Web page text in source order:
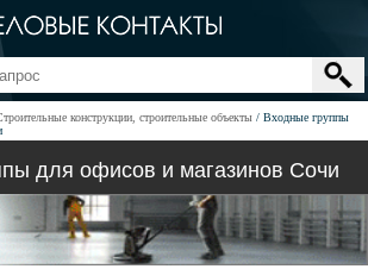
конструкции, строительные объекты
Входные группы
для офисов и магазинов Сочи